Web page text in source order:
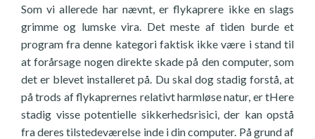
Som vi allerede har nævnt, er flykaprere ikke en slags
grimme og lumske vira. Det meste af tiden burde et
program fra denne kategori faktisk ikke være i stand til
at forårsage nogen direkte skade på den computer, som
det er blevet installeret på. Du skal dog stadig forstå, at
på trods af flykaprernes relativt harmløse natur, er tHere
stadig visse potentielle sikkerhedsrisici, der kan opstå
fra deres tilstedeværelse inde i din computer. På grund af